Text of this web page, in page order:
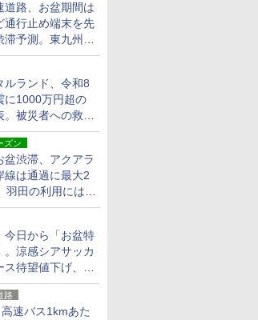
道路、お盆期間は
通行止め端末を先
予測。東九州道
料金調整を実施
ルランド、令和8
に1000万円超の
被災者への救援
支援
ズン
盆渋滞、アクアラ
線は通過に最大2
羽田の利用には
口」の利用検討を
今日から「お盆特
。涼感シアサッカ
待望値下げ、撥
ーツは1990円に
路
速バス1kmあた